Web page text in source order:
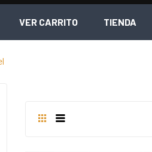
VER CARRITO TIENDA